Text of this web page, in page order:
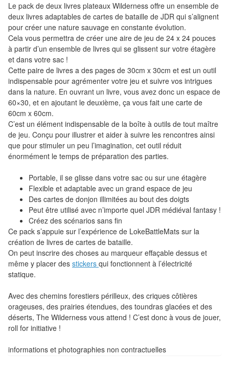
Logiciels
d'échecs
Livres
en
anglais
Livres
en
français
Tables
Accessoires
Jeux
société
Jeux
de
cartes
à
Collectionner
(TCG)
Les
Le pack de deux livres plateaux Wilderness offre un ensemble de
deux livres adaptables de cartes de bataille de JDR qui s’alignent
pour créer une nature sauvage en constante évolution.
Cela vous permettra de créer une aire de jeu de 24 x 24 pouces
à partir d’un ensemble de livres qui se glissent sur votre étagère
et dans votre sac !
Cette paire de livres a des pages de 30cm x 30cm et est un outil
indispensable pour agrémenter votre jeu et suivre vos intrigues
dans la nature. En ouvrant un livre, vous avez donc un espace de
60×30, et en ajoutant le deuxième, ça vous fait une carte de
60cm x 60cm.
C’est un élément indispensable de la boîte à outils de tout maître
de jeu. Conçu pour illustrer et aider à suivre les rencontres ainsi
que pour stimuler un peu l’imagination, cet outil réduit
énormément le temps de préparation des parties.
Portable, il se glisse dans votre sac ou sur une étagère
Flexible et adaptable avec un grand espace de jeu
Des cartes de donjon illimitées au bout des doigts
Peut être utilisé avec n’importe quel JDR médiéval fantasy !
Créez des scénarios sans fin
Ce pack s’appuie sur l’expérience de LokeBattleMats sur la
création de livres de cartes de bataille.
On peut inscrire des choses au marqueur effaçable dessus et
même y placer des stickers qui fonctionnent à l’électricité
statique.
Avec des chemins forestiers périlleux, des criques côtières
orageuses, des prairies étendues, des toundras glacées et des
déserts, The Wilderness vous attend ! C’est donc à vous de jouer,
roll for initiative !
informations et photographies non contractuelles